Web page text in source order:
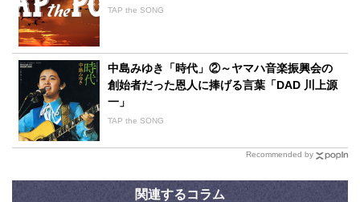
TAP the SONG
中島みゆき「時代」②～ヤマハ音楽振興会の
創始者だった恩人に捧げる言葉「DAD 川上源
一」
TAP the SONG
Recommended by
関連するコラム